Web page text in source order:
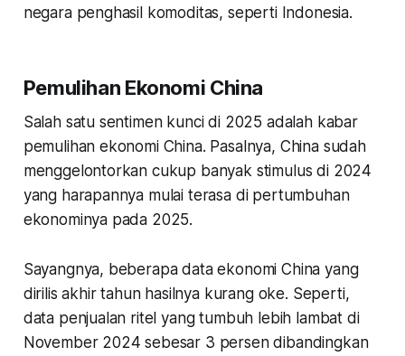
negara penghasil komoditas, seperti Indonesia.
Pemulihan Ekonomi China
Salah satu sentimen kunci di 2025 adalah kabar
pemulihan ekonomi China. Pasalnya, China sudah
menggelontorkan cukup banyak stimulus di 2024
yang harapannya mulai terasa di pertumbuhan
ekonominya pada 2025.
Sayangnya, beberapa data ekonomi China yang
dirilis akhir tahun hasilnya kurang oke. Seperti,
data penjualan ritel yang tumbuh lebih lambat di
November 2024 sebesar 3 persen dibandingkan